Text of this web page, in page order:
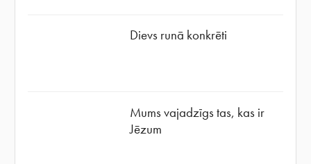
Dievs runā konkrēti
Mums vajadzīgs tas, kas ir
Jēzum